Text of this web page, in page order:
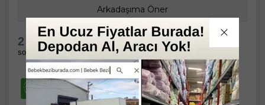
Arkadaşıma Öner
2 Gün 9 Saat 32 Dakika
sonra kargoda